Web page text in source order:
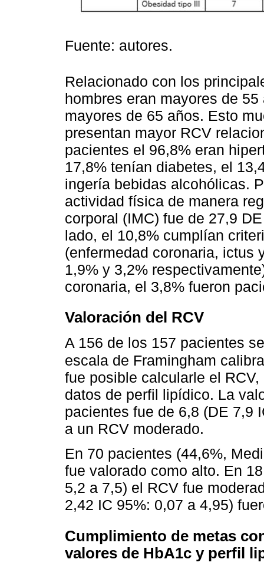
Fuente: autores.
Relacionado con los
hombres eran mayores de
mayores de 65 años. Esto
presentan mayor RCV
pacientes el 96,8% eran
17,8% tenían diabetes, el
ingería bebidas alcohólicas.
actividad física de manera
corporal (IMC) fue de 27,9
lado, el 10,8% cumplían
(enfermedad coronaria, ictus
1,9% y 3,2%
coronaria, el 3,8% fueron
Valoración del RCV
A 156 de los 157 pacientes
escala de Framingham
fue posible calcularle el
datos de perfil lipídico. La
pacientes fue de 6,8 (DE 7,9
a un RCV moderado.
En 70 pacientes (44,6%,
fue valorado como alto. En
5,2 a 7,5) el RCV fue
2,42 IC 95%: 0,07 a 4,95)
Cumplimiento de metas
valores de HbA1c y perfil